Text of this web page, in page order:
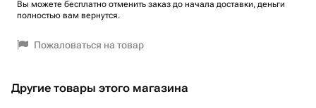
Вы можете бесплатно отменить заказ до начала доставки, деньги
полностью вам вернутся.
Пожаловаться на товар
Другие товары этого магазина